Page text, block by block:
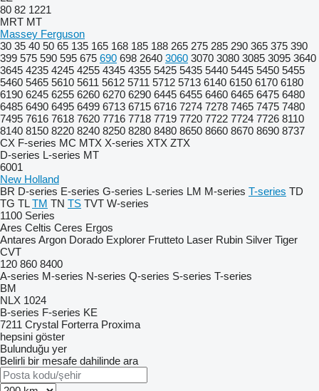
80 82 1221
MRT MT
Massey Ferguson
30 35 40 50 65 135 165 168 185 188 265 275 285 290 365 375 390
399 575 590 595 675 690 698 2640 3060 3070 3080 3085 3095 3640
3645 4235 4245 4255 4345 4355 5425 5435 5440 5445 5450 5455
5460 5465 5610 5611 5612 5711 5712 5713 6140 6150 6170 6180
6190 6245 6255 6260 6270 6290 6445 6455 6460 6465 6475 6480
6485 6490 6495 6499 6713 6715 6716 7274 7278 7465 7475 7480
7495 7616 7618 7620 7716 7718 7719 7720 7722 7724 7726 8110
8140 8150 8220 8240 8250 8280 8480 8650 8660 8670 8690 8737
CX F-series MC MTX X-series XTX ZTX
D-series L-series MT
6001
New Holland
BR D-series E-series G-series L-series LM M-series T-series TD
TG TL TM TN TS TVT W-series
1100 Series
Ares Celtis Ceres Ergos
Antares Argon Dorado Explorer Frutteto Laser Rubin Silver Tiger
CVT
120 860 8400
A-series M-series N-series Q-series S-series T-series
BM
NLX 1024
B-series F-series KE
7211 Crystal Forterra Proxima
hepsini göster
Bulunduğu yer
Belirli bir mesafe dahilinde ara